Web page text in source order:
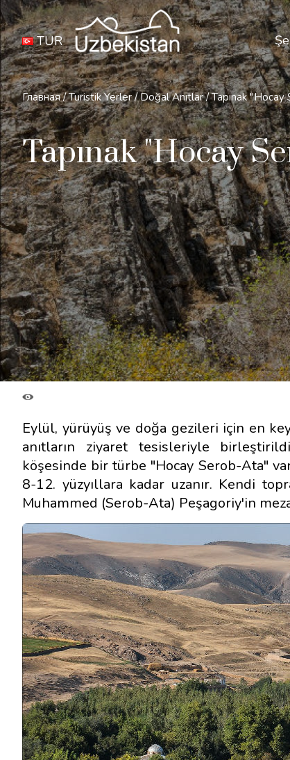
TUR
Главная / Turistik Yerler / Doğal Anıtlar / Tapınak
Tapınak "Hocay
Eylül, yürüyüş ve doğa gezileri için en
anıtların ziyaret tesisleriyle
köşesinde bir türbe "Hocay Serob-Ata"
8-12. yüzyıllara kadar uzanır. Kendi
Muhammed (Serob-Ata) Peşagoriy'in